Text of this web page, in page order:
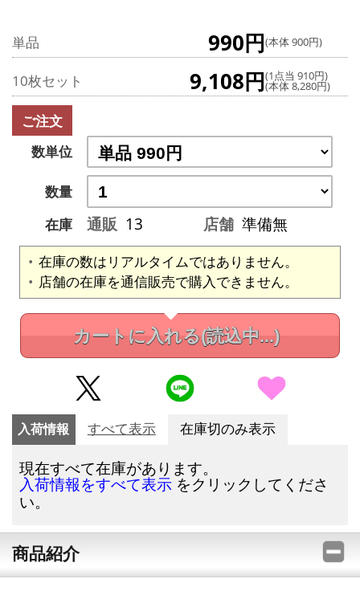
単品 990円(本体 900円)
10枚セット 9,108円(1点当 910円)
(本体 8,280円)
ご注文
数単位
数量
在庫
通販 13 店舗 準備無
在庫の数はリアルタイムではありません。
店舗の在庫を通信販売で購入できません。
カートに入れる(読込中...)
入荷情報 すべて表示 在庫切のみ表示
現在すべて在庫があります。
入荷情報をすべて表示 をクリックしてくださ
い。
商品紹介